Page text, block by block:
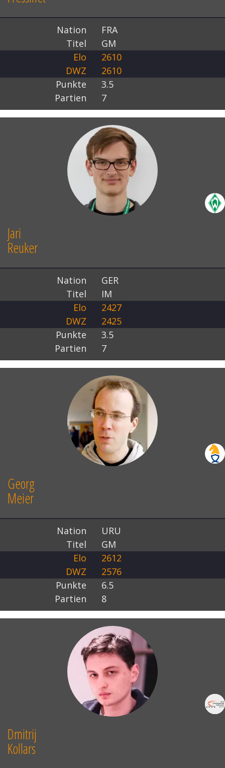
Nation
FRA
Titel
GM
Elo
2610
DWZ
2610
Punkte
3.5
Partien
7
Jari
Reuker
Nation
GER
Titel
IM
Elo
2427
DWZ
2425
Punkte
3.5
Partien
7
Georg
Meier
Nation
URU
Titel
GM
Elo
2612
DWZ
2576
Punkte
6.5
Partien
8
Dmitrij
Kollars